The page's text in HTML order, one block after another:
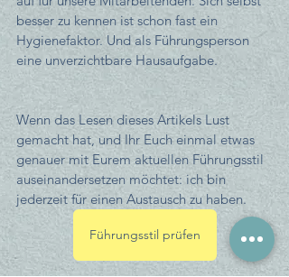
besser zu kennen ist schon fast ein
Hygienefaktor. Und als Führungsperson
eine unverzichtbare Hausaufgabe.
Wenn das Lesen dieses Artikels Lust
gemacht hat, und Ihr Euch einmal etwas
genauer mit Eurem aktuellen Führungsstil
auseinandersetzen möchtet: ich bin
jederzeit für einen Austausch zu haben.
Führungsstil prüfen